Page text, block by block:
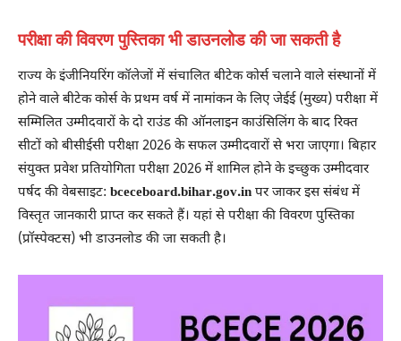
परीक्षा की विवरण पुस्तिका भी डाउनलोड की जा सकती है
राज्य के इंजीनियरिंग कॉलेजों में संचालित बीटेक कोर्स चलाने वाले संस्थानों में
होने वाले बीटेक कोर्स के प्रथम वर्ष में नामांकन के लिए जेईई (मुख्य) परीक्षा में
सम्मिलित उम्मीदवारों के दो राउंड की ऑनलाइन काउंसिलिंग के बाद रिक्त
सीटों को बीसीईसी परीक्षा 2026 के सफल उम्मीदवारों से भरा जाएगा। बिहार
संयुक्त प्रवेश प्रतियोगिता परीक्षा 2026 में शामिल होने के इच्छुक उम्मीदवार
पर्षद की वेबसाइट: bceceboard.bihar.gov.in पर जाकर इस संबंध में
विस्तृत जानकारी प्राप्त कर सकते हैं। यहां से परीक्षा की विवरण पुस्तिका
(प्रॉस्पेक्टस) भी डाउनलोड की जा सकती है।